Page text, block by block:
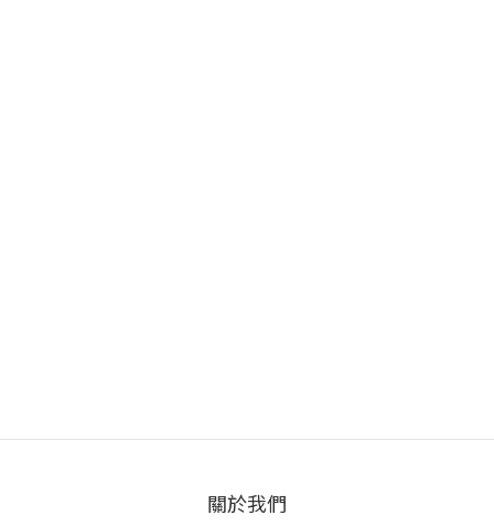
關於我們